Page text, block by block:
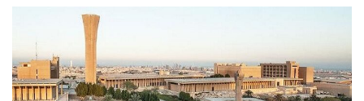
Kirish